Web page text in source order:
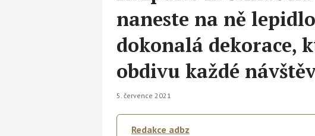
naneste na ně
dokonalá dekorace,
obdivu každé
5. července 2021
Redakce adbz